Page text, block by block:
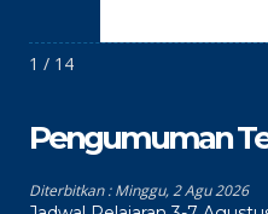
1 / 14
Pengumuman
Diterbitkan :Minggu, 2 Agu 2026